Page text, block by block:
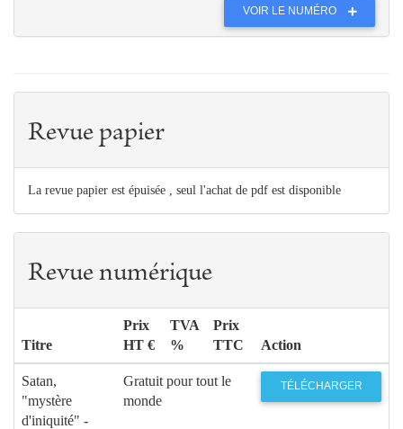
VOIR LE NUMÉRO
Revue papier
La revue papier est épuisée , seul l'achat de pdf est disponible
Revue numérique
Titre
Prix
HT €
TVA
%
Prix
TTC
Action
Satan,
"mystère
d'iniquité" -
Gratuit pour tout le
monde
TÉLÉCHARGER